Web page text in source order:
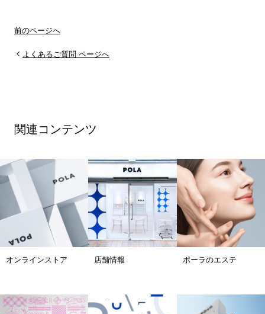
前のページへ
よくあるご質問 ページへ
関連コンテンツ
オンラインストア 店舗情報 ポーラのエステ